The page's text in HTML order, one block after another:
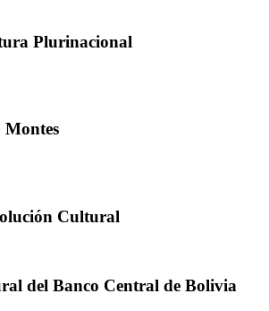
Plurinacional
Montes
Cultural
del Banco Central de Bolivia